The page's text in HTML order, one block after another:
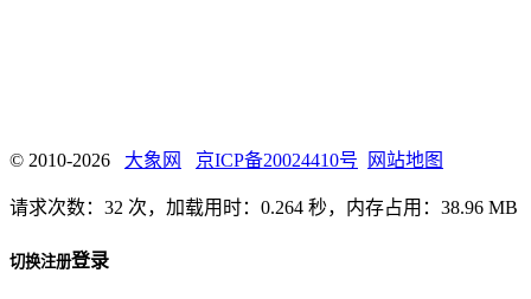
© 2010-2026 大象网 京ICP备20024410号 网站地图
请求次数：32 次，加载用时：0.264 秒，内存占用：38.96 MB
切换注册登录